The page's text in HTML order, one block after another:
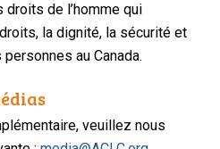
de l’homme qui
la dignité, la sécurité et
au Canada.
veuillez nous